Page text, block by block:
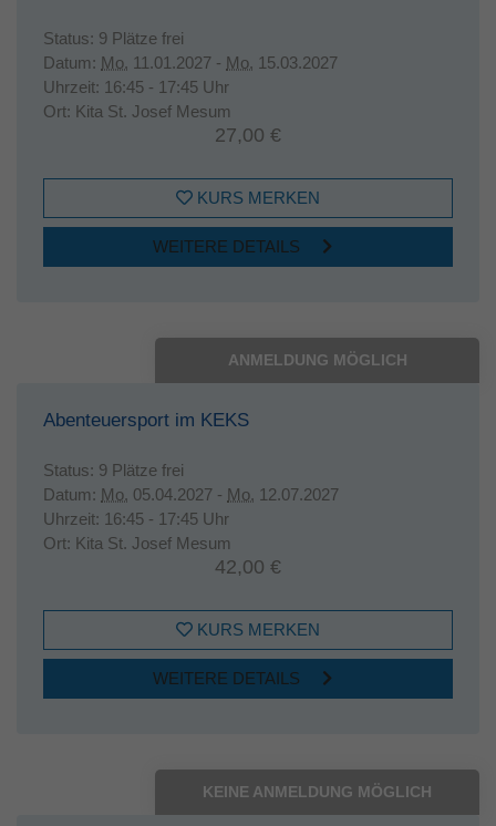
Status: 9 Plätze frei
Datum: Mo. 11.01.2027 - Mo. 15.03.2027
Uhrzeit: 16:45 - 17:45 Uhr
Ort: Kita St. Josef Mesum
27,00 €
KURS MERKEN
WEITERE DETAILS
ANMELDUNG MÖGLICH
Abenteuersport im KEKS
Status: 9 Plätze frei
Datum: Mo. 05.04.2027 - Mo. 12.07.2027
Uhrzeit: 16:45 - 17:45 Uhr
Ort: Kita St. Josef Mesum
42,00 €
KURS MERKEN
WEITERE DETAILS
KEINE ANMELDUNG MÖGLICH